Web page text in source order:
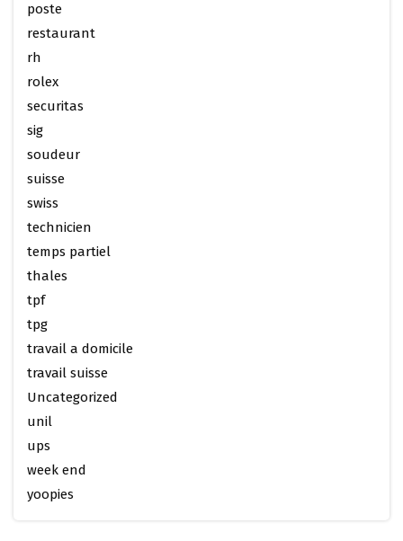
poste
restaurant
rh
rolex
securitas
sig
soudeur
suisse
swiss
technicien
temps partiel
thales
tpf
tpg
travail a domicile
travail suisse
Uncategorized
unil
ups
week end
yoopies